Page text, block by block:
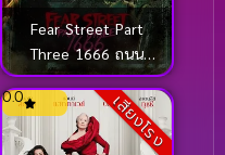
Fear Street Part
Three 1666 ถนน
อาถรรพ์ ภาค 3 1666
(2021)เสียงโรง
0.0